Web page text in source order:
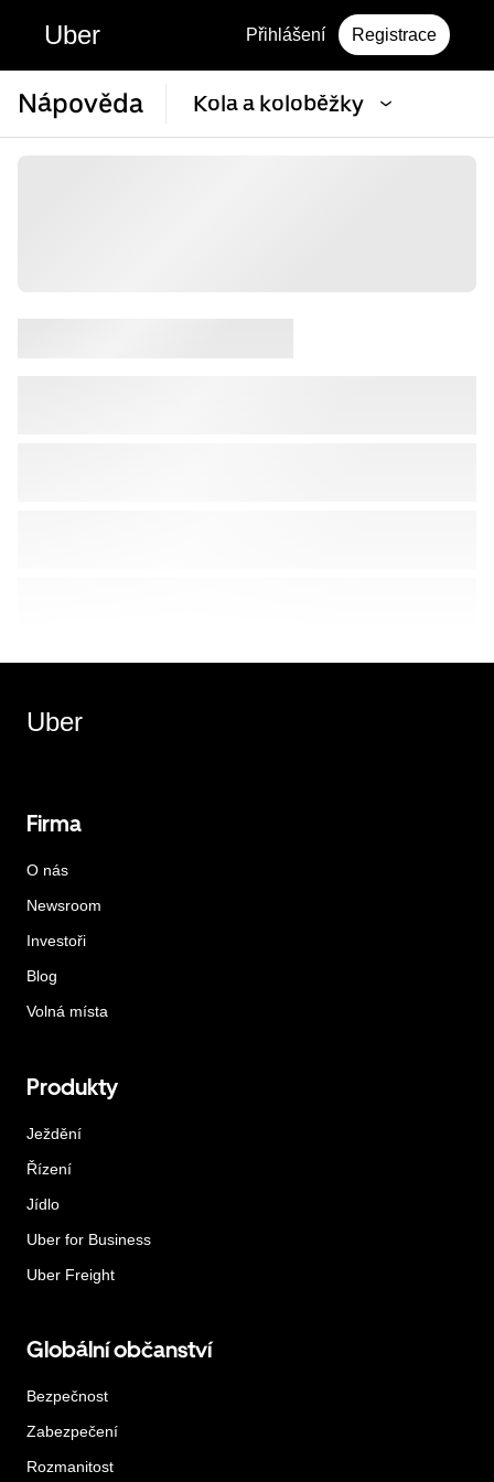
Uber Přihlášení Registrace
Nápověda Kola a koloběžky
Uber
Firma
O nás
Newsroom
Investoři
Blog
Volná místa
Produkty
Ježdění
Řízení
Jídlo
Uber for Business
Uber Freight
Globální občanství
Bezpečnost
Zabezpečení
Rozmanitost